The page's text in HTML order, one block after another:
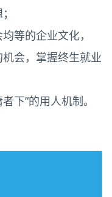
等的企业文化，
会，掌握终生就业
下”的用人机制。